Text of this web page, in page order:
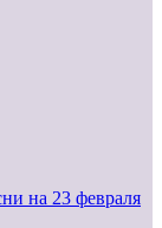
на 23 февраля